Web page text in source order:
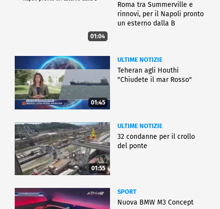
01:04
Roma tra Summerville e
rinnovi, per il Napoli pronto
un esterno dalla B
01:45
ULTIME NOTIZIE
Teheran agli Houthi
"Chiudete il mar Rosso"
01:55
ULTIME NOTIZIE
32 condanne per il crollo
del ponte
SPORT
Nuova BMW M3 Concept